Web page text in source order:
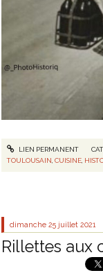
LIEN PERMANENT
TOULOUSAIN ,CUISINE
dimanche 25 juillet 2021
Rillettes aux